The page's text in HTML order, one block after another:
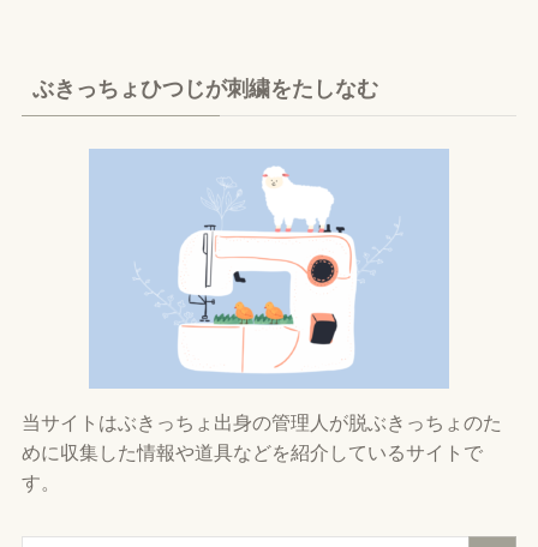
ぶきっちょひつじが刺繍をたしなむ
当サイトはぶきっちょ出身の管理人が脱ぶきっちょのた
めに収集した情報や道具などを紹介しているサイトで
す。